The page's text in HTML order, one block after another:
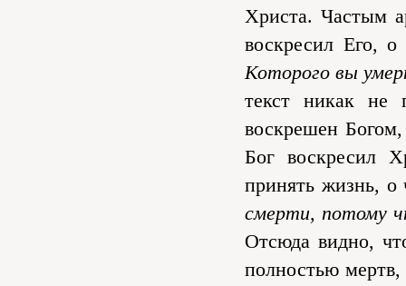
Христа. Частым
воскресил Его,
Которого вы
текст никак не
воскрешен
Бог воскресил
принять жизнь,
смерти, потому
Отсюда видно,
полностью мертв,